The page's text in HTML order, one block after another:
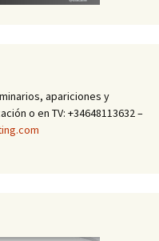
apariciones y
o en TV: +34648113632 –